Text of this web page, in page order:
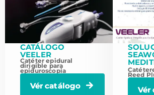
CATÁLOGO
VEELER
Catéter epidural
dirigible para
epiduroscopia
Vér catálogo
Reed
Vér